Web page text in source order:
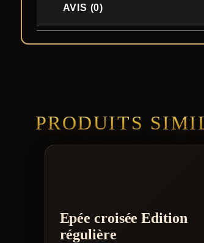
AVIS (0)
PRODUITS
Epée croisée Edition
régulière